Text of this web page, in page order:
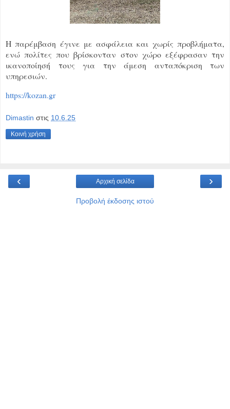
Η παρέμβαση έγινε με ασφάλεια και χωρίς προβλήματα,
ενώ πολίτες που βρίσκονταν στον χώρο εξέφρασαν την
ικανοποίησή τους για την άμεση ανταπόκριση των
υπηρεσιών.
https://kozan.gr
Dimastin στις 10.6.25
Κοινή χρήση
‹ ›
Αρχική σελίδα
Προβολή έκδοσης ιστού